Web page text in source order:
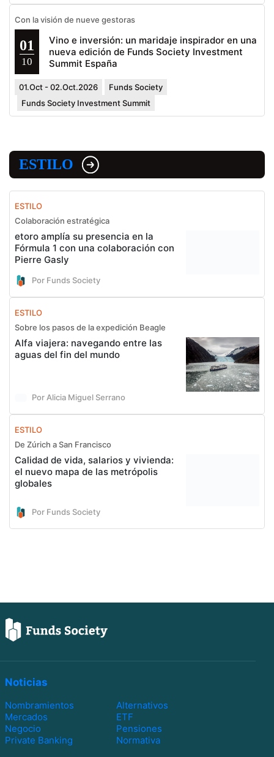
Con la visión de nueve gestoras
01
10
Vino e inversión: un maridaje inspirador en una
nueva edición de Funds Society Investment
Summit España
01.Oct - 02.Oct.2026
Funds Society
Funds Society Investment Summit
ESTILO
ESTILO
Colaboración estratégica
etoro amplía su presencia en la
Fórmula 1 con una colaboración con
Pierre Gasly
Por Funds Society
ESTILO
Sobre los pasos de la expedición Beagle
Alfa viajera: navegando entre las
aguas del fin del mundo
Por Alicia Miguel Serrano
ESTILO
De Zúrich a San Francisco
Calidad de vida, salarios y vivienda:
el nuevo mapa de las metrópolis
globales
Por Funds Society
Noticias
Nombramientos
Alternativos
Mercados
ETF
Negocio
Pensiones
Private Banking
Normativa